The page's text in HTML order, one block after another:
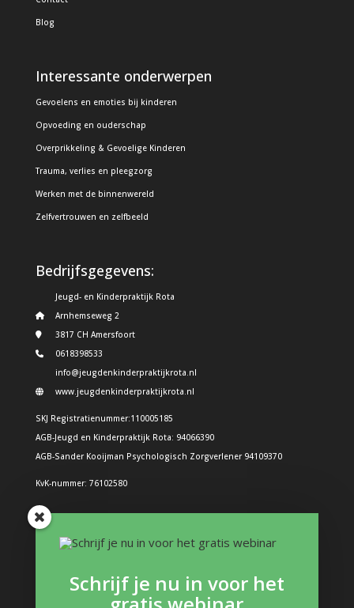
Blog
Interessante onderwerpen
Gevoelens en emoties bij kinderen
Opvoeding en ouderschap
Overprikkeling & Gevoelige Kinderen
Trauma, verlies en pleegzorg
Werken met de binnenwereld
Zelfvertrouwen en zelfbeeld
Bedrijfsgegevens:
Jeugd- en Kinderpraktijk Rota
Arnhemseweg 2
3817 CH Amersfoort
0618398533
info@jeugdenkinderpraktijkrota.nl
www.jeugdenkinderpraktijkrota.nl
SKJ Registratienummer:110005185
AGB-Jeugd en Kinderpraktijk Rota: 94066390
AGB-Sander Kooijman Psychologisch Zorgverlener 94109370
KvK-nummer: 76102580
Problemen bij kinderen
Structuur in de dag: Hoe doe je dat?
Boeken en interessante links
Schrijf je nu in voor het